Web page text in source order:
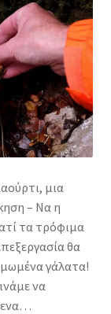
μια
– Να η
τα τρόφιμα
θα
γάλατα!
να